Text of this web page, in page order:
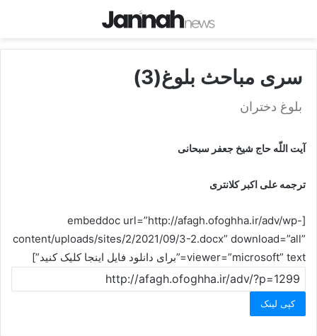
سری مباحث بلوغ(3)
بلوغ دختران
آيت اللّه حاج شيخ جعفر سبحانى
ترجمه على اكبر كلانترى
[embeddoc url=”http://afagh.ofoghha.ir/adv/wp-
content/uploads/sites/2/2021/09/3-2.docx” download=”all”
viewer=”microsoft” text=”برای دانلود فایل اینجا کلیک کنید”]
کپی لینک